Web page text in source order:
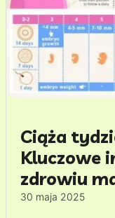
Ciąża
Kluczowe
zdrowiu
30 maja 2025